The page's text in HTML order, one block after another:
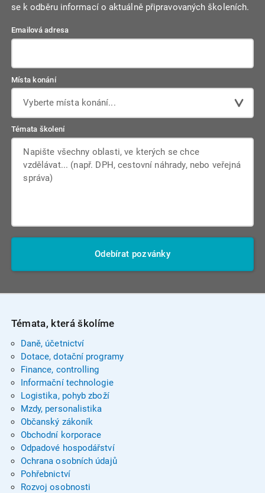
se k odběru informací o aktuálně připravovaných školeních.
Emailová adresa
Místa konání
Vyberte místa konání...
Témata školení
Odebírat pozvánky
Témata, která školíme
Daně, účetnictví
Dotace, dotační programy
Finance, controlling
Informační technologie
Logistika, pohyb zboží
Mzdy, personalistika
Občanský zákoník
Obchodní korporace
Odpadové hospodářství
Ochrana osobních údajů
Pohřebnictví
Rozvoj osobnosti